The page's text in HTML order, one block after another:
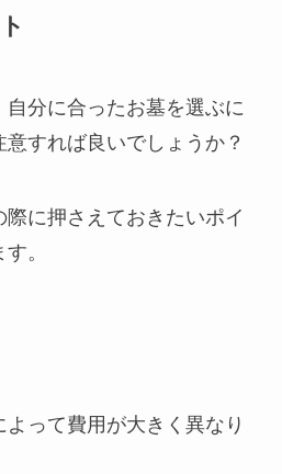
分に合ったお墓を選ぶに
すれば良いでしょうか？
に押さえておきたいポイ
。
って費用が大きく異なり